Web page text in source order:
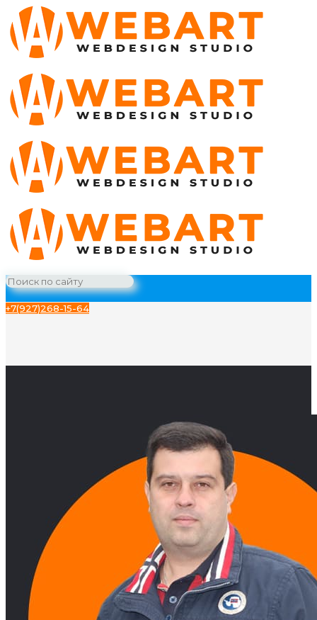
+7(927)268-15-64